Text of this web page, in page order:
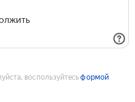
воспользуйтесьформой